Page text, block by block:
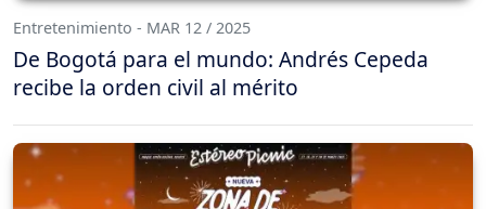
Entretenimiento - MAR 12 / 2025
De Bogotá para el mundo: Andrés Cepeda
recibe la orden civil al mérito